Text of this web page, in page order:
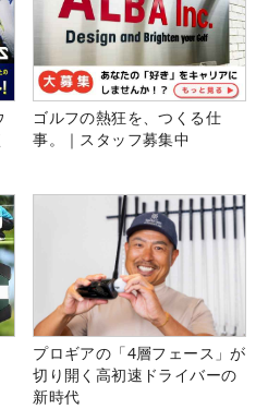
ゴルフの熱狂を、つくる仕
事。｜スタッフ募集中
プロギアの「4層フェース」が
切り開く高初速ドライバーの
新時代